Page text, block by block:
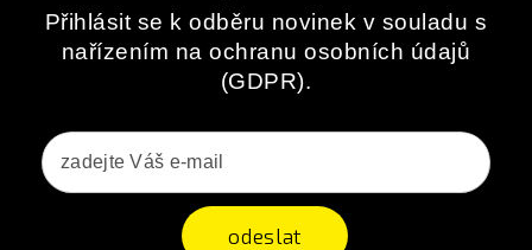
Přihlásit se k odběru novinek v souladu s
nařízením na ochranu osobních údajů
(GDPR).
odeslat